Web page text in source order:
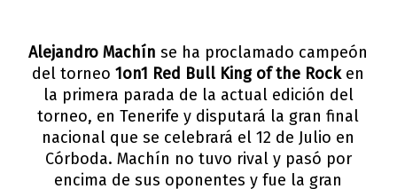
Alejandro Machín se ha proclamado campeón
del torneo1on1 Red Bull King of the Rocken
la primera parada de la actual edición del
torneo, en Tenerife y disputará la gran final
nacional que se celebrará el 12 de Julio en
Córboda. Machín no tuvo rival y pasó por
encima de sus oponentes y fue la gran